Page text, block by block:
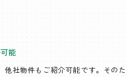
能
他社物件もご紹介可能です。そのた